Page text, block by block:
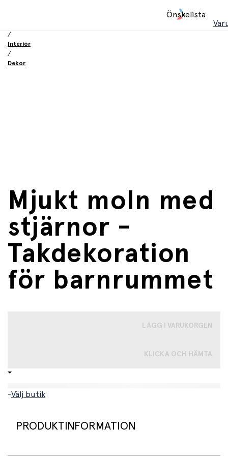
Önskelista
/
Interiör
/
Dekor
Mjukt moln med
stjärnor -
Takdekoration
för barnrummet
LÄGG I VARUKORGEN
KLICKA OCH HÄMTA
-Välj butik
PRODUKTINFORMATION